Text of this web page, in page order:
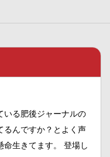
いる肥後ジャーナルの
るんですか？とよく声
生きてます。 登場し